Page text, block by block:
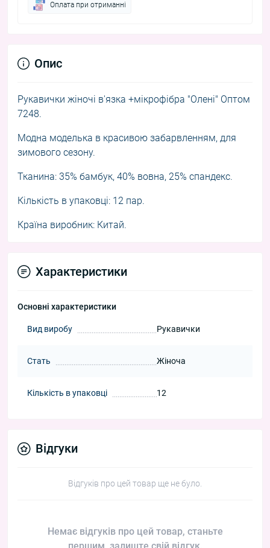
Оплата при отриманні
Опис
Рукавички жіночі в'язка +мікрофібра "Олені" Оптом
7248.
Модна моделька в красивою забарвленням, для
зимового сезону.
Тканина: 35% бамбук, 40% вовна, 25% спандекс.
Кількість в упаковці: 12 пар.
Країна виробник: Китай.
Характеристики
Основні характеристики
Вид виробу Рукавички
Стать Жіноча
Кількість в упаковці 12
Відгуки
Відгуків про цей товар ще не було.
Немає відгуків про цей товар, станьте